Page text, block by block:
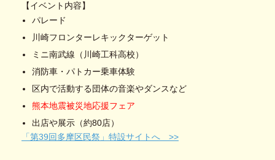
【イベント内容】
パレード
川崎フロンターレキックターゲット
ミニ南武線（川崎工科高校）
消防車・パトカー乗車体験
区内で活動する団体の音楽やダンスなど
熊本地震被災地応援フェア
出店や展示（約80店）
「第39回多摩区民祭」特設サイトへ >>